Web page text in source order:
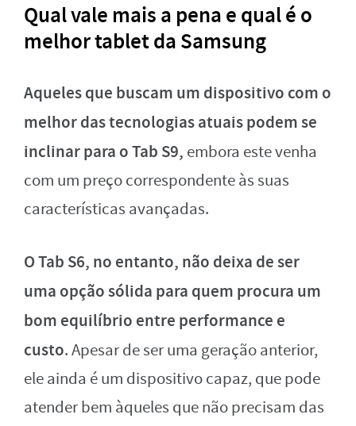
Qual vale mais a pena e qual é o
melhor tablet da Samsung
Aqueles que buscam um dispositivo com o
melhor das tecnologias atuais podem se
inclinar para o Tab S9, embora este venha
com um preço correspondente às suas
características avançadas.
O Tab S6, no entanto, não deixa de ser
uma opção sólida para quem procura um
bom equilíbrio entre performance e
custo. Apesar de ser uma geração anterior,
ele ainda é um dispositivo capaz, que pode
atender bem àqueles que não precisam das